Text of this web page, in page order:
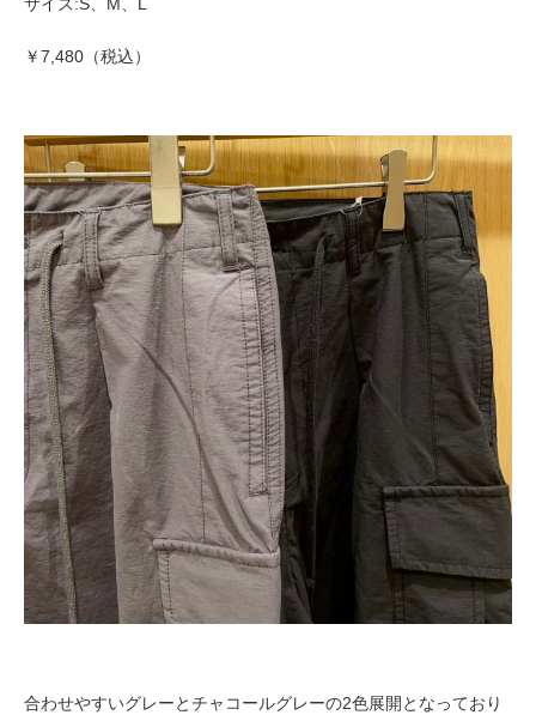
サイズ:S、M、L
￥7,480（税込）
合わせやすいグレーとチャコールグレーの2色展開となっており